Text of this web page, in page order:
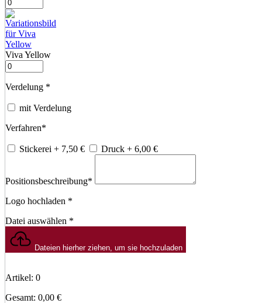
Viva Yellow
Verdelung *
mit Verdelung
Verfahren*
Stickerei + 7,50 € Druck + 6,00 €
Positionsbeschreibung*
Logo hochladen *
Datei auswählen *
Dateien hierher ziehen, um sie hochzuladen
Artikel: 0
Gesamt: 0,00 €